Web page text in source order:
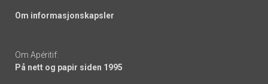
Om informasjonskapsler
Om Apéritif:
På nett og papir siden 1995